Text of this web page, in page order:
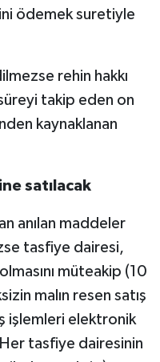
ödemek suretiyle
rehin hakkı
takip eden on
kaynaklanan
satılacak
anılan maddeler
tasfiye dairesi,
müteakip (10
malın resen satış
işlemleri elektronik
tasfiye dairesinin